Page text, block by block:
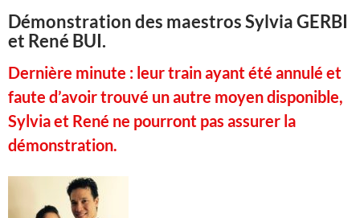
Démonstration des maestros Sylvia GERBI
et René BUI.
Dernière minute : leur train ayant été annulé et
faute d’avoir trouvé un autre moyen disponible,
Sylvia et René ne pourront pas assurer la
démonstration.